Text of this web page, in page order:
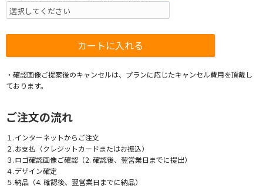
・確認画像ご提案後のキャンセルは、プランに応じたキャンセル費用を頂戴し
ております。
ご注文の流れ
１.インターネットからご注文
２.お支払（クレジットカードまたはお振込）
３.ロゴ確認画像ご確認（2. 確認後、翌営業日までに提出）
４.デザイン確定
５.納品（4. 確認後、翌営業日までに納品）